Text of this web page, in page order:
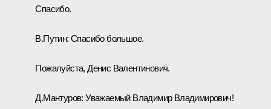
Спасибо.
В.Путин: Спасибо большое.
Пожалуйста, Денис Валентинович.
Д.Мантуров: Уважаемый Владимир Владимирович!